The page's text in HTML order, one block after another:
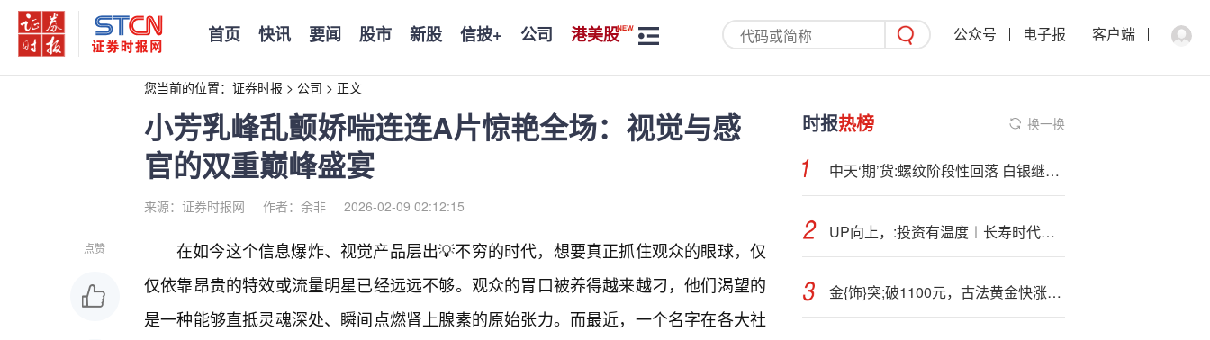
首页 快讯 要闻 股市 新股 信披+ 公司 港美股 公众号 电子报 客户端
您当前的位置： 证券时报 > 公司 > 正文
小芳乳峰乱颤娇喘连连A片惊艳全场：视觉与感
官的双重巅峰盛宴
来源：证券时报网 作者：余非 2026-02-09 02:12:15
点赞
在如今这个信息爆炸、视觉产品层出💡不穷的时代，想要真正抓住观众的眼球，仅
仅依靠昂贵的特效或流量明星已经远远不够。观众的胃口被养得越来越刁，他们渴望的
是一种能够直抵灵魂深处、瞬间点燃肾上腺素的原始张力。而最近，一个名字在各大社
时报热榜 换一换
中天‘期’货:螺纹阶段性回落 白银继续走弱
UP向上，:投资有温度︱长寿时代下的资产配置新机遇
金{饰}突;破1100元，古法黄金快涨成奢侈品了